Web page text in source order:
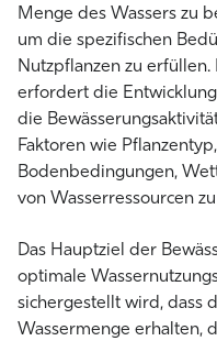
Menge des Wassers zu
um die spezifischen
Nutzpflanzen zu
erfordert die
die
Faktoren wie
Bodenbedingungen,
von Wasserressourcen
Das Hauptziel der
optimale
sichergestellt wird, dass
Wassermenge erhalten,